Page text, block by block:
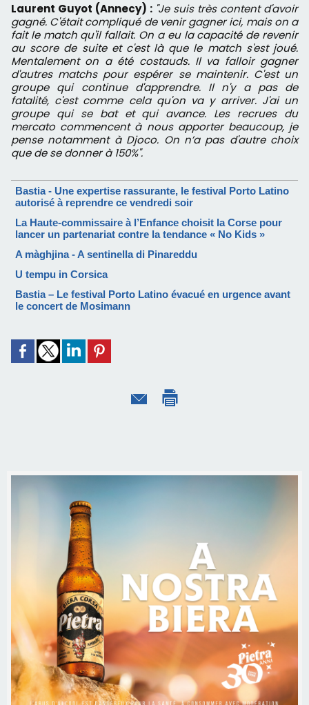
Laurent Guyot (Annecy) : "Je suis très content d'avoir
gagné. C'était compliqué de venir gagner ici, mais on a
fait le match qu'il fallait. On a eu la capacité de revenir
au score de suite et c'est là que le match s'est joué.
Mentalement on a été costauds. Il va falloir gagner
d'autres matchs pour espérer se maintenir. C'est un
groupe qui continue d'apprendre. Il n'y a pas de
fatalité, c'est comme cela qu'on va y arriver. J'ai un
groupe qui se bat et qui avance. Les recrues du
mercato commencent à nous apporter beaucoup, je
pense notamment à Djoco. On n’a pas d'autre choix
que de se donner à 150%".
Bastia - Une expertise rassurante, le festival Porto Latino
autorisé à reprendre ce vendredi soir
La Haute-commissaire à l’Enfance choisit la Corse pour
lancer un partenariat contre la tendance « No Kids »
A màghjina - A sentinella di Pinareddu
U tempu in Corsica
Bastia – Le festival Porto Latino évacué en urgence avant
le concert de Mosimann